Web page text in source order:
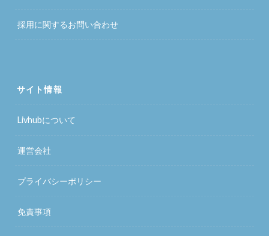
採用に関するお問い合わせ
サイト情報
Livhubについて
運営会社
プライバシーポリシー
免責事項